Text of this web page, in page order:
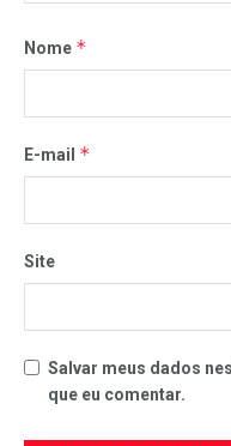
Nome *
E-mail *
Site
Salvar meus dados
que eu comentar.